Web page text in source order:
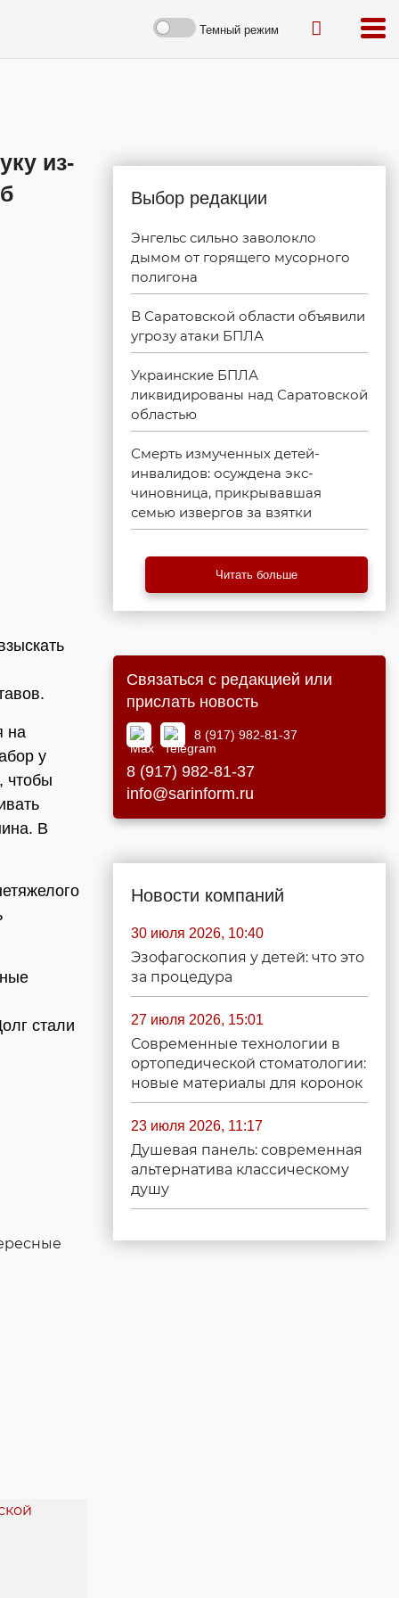
Темный режим
из-
на
у
чтобы
В
стали
Выбор редакции
Энгельс сильно заволокло
дымом от горящего мусорного
полигона
В Саратовской области объявили
угрозу атаки БПЛА
Украинские БПЛА
ликвидированы над Саратовской
областью
Смерть измученных детей-
инвалидов: осуждена экс-
чиновница, прикрывавшая
семью извергов за взятки
Читать больше
Связаться с редакцией или
прислать новость
8 (917) 982-81-37
8 (917) 982-81-37
info@sarinform.ru
Новости компаний
30 июля 2026, 10:40
Эзофагоскопия у детей: что это
за процедура
27 июля 2026, 15:01
Современные технологии в
ортопедической стоматологии:
новые материалы для коронок
23 июля 2026, 11:17
Душевая панель: современная
альтернатива классическому
душу